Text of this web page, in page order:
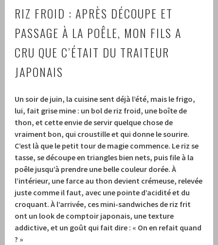
RIZ FROID : APRÈS DÉCOUPE ET
PASSAGE À LA POÊLE, MON FILS A
CRU QUE C’ÉTAIT DU TRAITEUR
JAPONAIS
Un soir de juin, la cuisine sent déjà l’été, mais le frigo,
lui, fait grise mine : un bol de riz froid, une boîte de
thon, et cette envie de servir quelque chose de
vraiment bon, qui croustille et qui donne le sourire.
C’est là que le petit tour de magie commence. Le riz se
tasse, se découpe en triangles bien nets, puis file à la
poêle jusqu’à prendre une belle couleur dorée. À
l’intérieur, une farce au thon devient crémeuse, relevée
juste comme il faut, avec une pointe d’acidité et du
croquant. À l’arrivée, ces mini-sandwiches de riz frit
ont un look de comptoir japonais, une texture
addictive, et un goût qui fait dire : « On en refait quand
? »